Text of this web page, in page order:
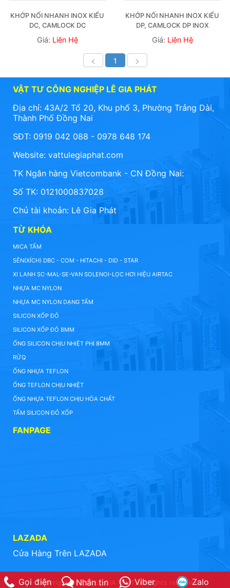
KHỚP NỐI NHANH INOX KIỂU
DC, CAMLOCK DC
Giá: Liên Hệ
KHỚP NỐI NHANH INOX KIỂU
DP, CAMLOCK DP INOX
Giá: Liên Hệ
< 1 >
VẬT TƯ CÔNG NGHIỆP LÊ GIA PHÁT
Địa chỉ: 43A/2 Tổ 20, Khu phố 3, Phường Trảng Dài,
Thành Phố Đồng Nai
SĐT: 0919 042 088 - 0978 648 174
Website: vattulegiaphat.com
TK Ngân hàng Vietcombank - CN Đồng Nai:
Số TK: 0121000837028
Chủ tài khoản: Lê Gia Phát
TỪ KHÓA
MICA TẤM
SÊN(XÍCH) DBC - COM - HITACHI - DID - STAR
XI LANH SC-MAL-SE-VAN SOLENOI-LỌC HƠI HIỆU AIRTAC
NHỰA MC NYLON
NHỰA MC NYLON DẠNG TẤM
SILICON XỐP ĐỎ
SILICON XỐP ĐỎ 8MM
ỐNG SILICON CHỊU NHIỆT PHI 8MM
RỬQ
ỐNG NHỰA TEFLON
ỐNG TEFLON CHỊU NHIỆT
ỐNG NHỰA TEFLON CHỊU HÓA CHẤT
TẤM SILICON ĐỎ XỐP
FANPAGE
LAZADA
Cửa Hàng Trên LAZADA
Copyright © 2017 LÊ GIA PHÁT. All rights reserved.
Gọi điện Nhắn tin Viber Zalo